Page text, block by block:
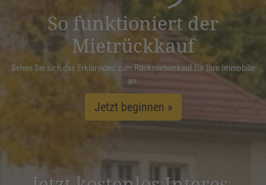
So funktioniert der
Mietrückkauf
Sehen Sie sich das Erklärvideo zum Rückmietverkauf für Ihre Immobilie
an.
Jetzt beginnen »